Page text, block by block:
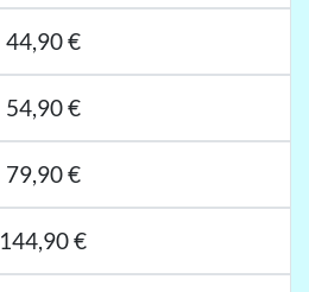
44,90 €
54,90 €
79,90 €
144,90 €